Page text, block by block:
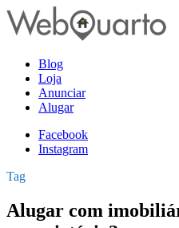
Blog
Loja
Anunciar
Alugar
Facebook
Instagram
Tag
Alugar com